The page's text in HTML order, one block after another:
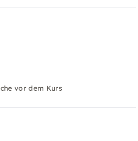
vor dem Kurs